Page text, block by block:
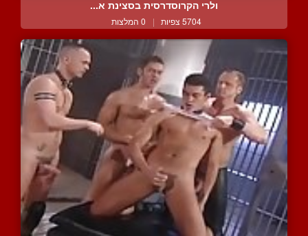
ולרי הקרוסדרסית בסצינת א...
5704 צפיות | 0 המלצות